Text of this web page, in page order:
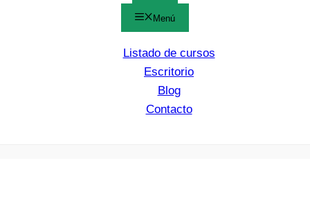
Menú
Listado de cursos
Escritorio
Blog
Contacto